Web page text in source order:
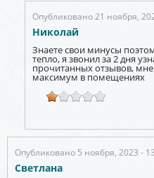
Опубликовано 21 ноября,
Николай
Знаете свои минусы
тепло, я звонил за 2 дня
прочитанных отзывов, мне
максимум в помещениях
Опубликовано 5 ноября, 2023 -
Светлана